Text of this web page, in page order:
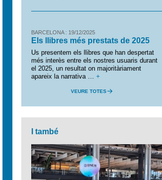
BARCELONA : 19/12/2025
Els llibres més prestats de 2025
Us presentem els llibres que han despertat
més interès entre els nostres usuaris durant
el 2025, un resultat on majoritàriament
apareix la narrativa … +
VEURE TOTES
I també